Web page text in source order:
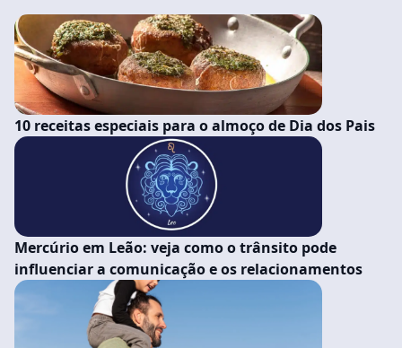
10 receitas especiais para o almoço de Dia dos Pais
Mercúrio em Leão: veja como o trânsito pode
influenciar a comunicação e os relacionamentos